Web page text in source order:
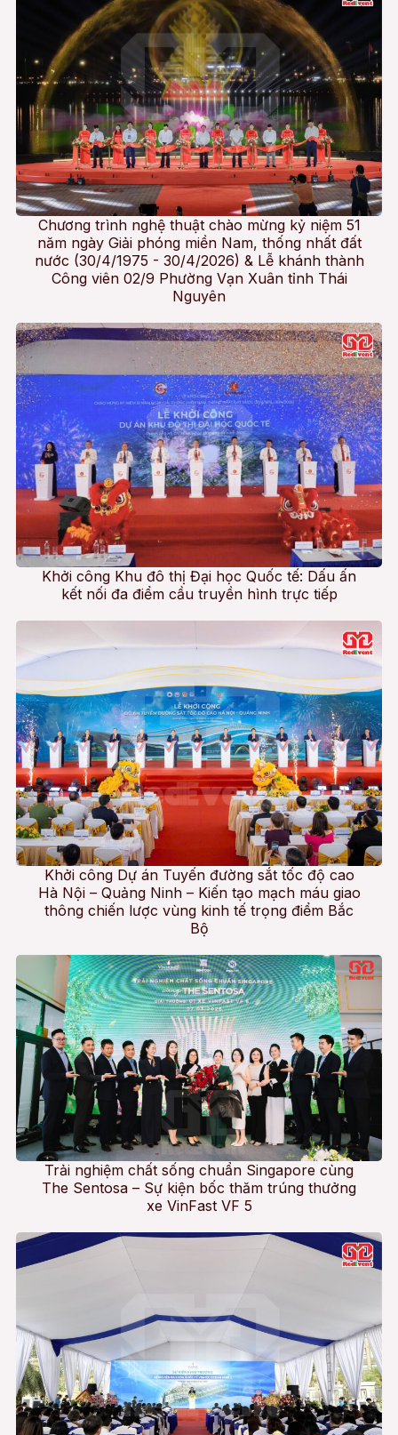
Chương trình nghệ thuật chào mừng kỷ niệm 51
năm ngày Giải phóng miền Nam, thống nhất đất
nước (30/4/1975 - 30/4/2026) & Lễ khánh thành
Công viên 02/9 Phường Vạn Xuân tỉnh Thái
Nguyên
Khởi công Khu đô thị Đại học Quốc tế: Dấu ấn
kết nối đa điểm cầu truyền hình trực tiếp
Khởi công Dự án Tuyến đường sắt tốc độ cao
Hà Nội – Quảng Ninh – Kiến tạo mạch máu giao
thông chiến lược vùng kinh tế trọng điểm Bắc
Bộ
Trải nghiệm chất sống chuẩn Singapore cùng
The Sentosa – Sự kiện bốc thăm trúng thưởng
xe VinFast VF 5